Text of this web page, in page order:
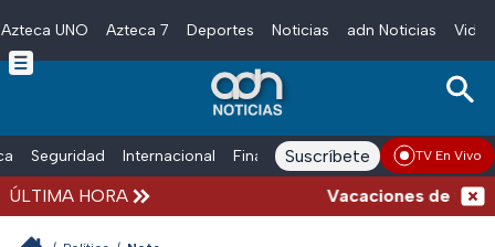
Skip to main content
Azteca UNO Azteca 7 Deportes Noticias adn Noticias
Seguridad Internacional Finanzas adn Noticias Radio
Suscríbete TV En Vivo
ÚLTIMA HORA Vacaciones de